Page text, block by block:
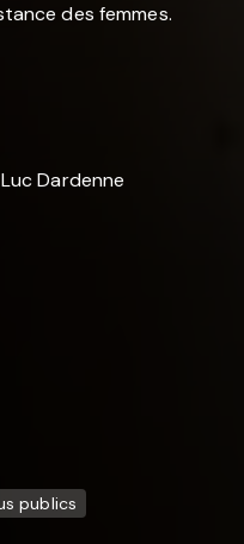
des femmes.
Dardenne
publics